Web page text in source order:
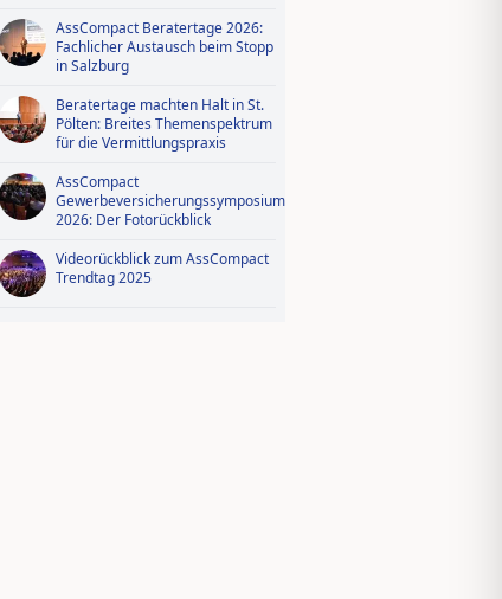
AssCompact Beratertage 2026:
Fachlicher Austausch beim Stopp
in Salzburg
Beratertage machten Halt in St.
Pölten: Breites Themenspektrum
für die Vermittlungspraxis
AssCompact
Gewerbeversicherungssymposium
2026: Der Fotorückblick
Videorückblick zum AssCompact
Trendtag 2025